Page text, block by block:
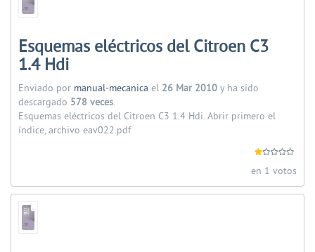
Esquemas eléctricos del Citroen C3
1.4 Hdi
Enviado por manual-mecanica el 26 Mar 2010 y ha sido
descargado 578 veces.
Esquemas eléctricos del Citroen C3 1.4 Hdi. Abrir primero el
índice, archivo eav022.pdf
en 1 votos